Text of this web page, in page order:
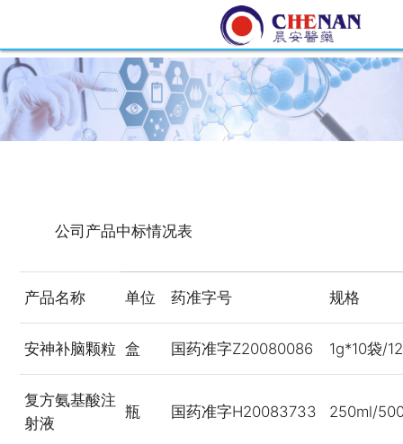
公司产品中标情况表
产品名称 单位 药准字号 规格
安神补脑颗粒 盒 国药准字Z20080086 1g*10袋/
复方氨基酸注
射液
瓶 国药准字H20083733 250ml/